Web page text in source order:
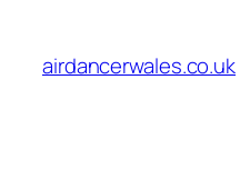
content
airdancerwales.co.uk